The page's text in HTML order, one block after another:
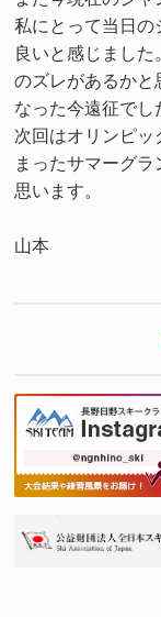
私にとって当日
良いと感じまし
のズレがあるか
なった今遠征でし
次回はオリンピ
まったサマーグ
思います。
山本